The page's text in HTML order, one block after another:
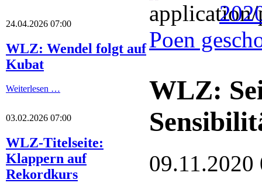
24.04.2026 07:00
WLZ: Wendel folgt auf
Kubat
Weiterlesen …
03.02.2026 07:00
WLZ-Titelseite:
Klappern auf
Rekordkurs
Poen
WLZ:
09.11.2020